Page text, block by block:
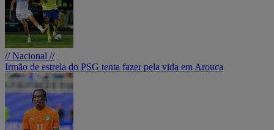
// Nacional //
Irmão de estrela do PSG tenta fazer pela vida em Arouca